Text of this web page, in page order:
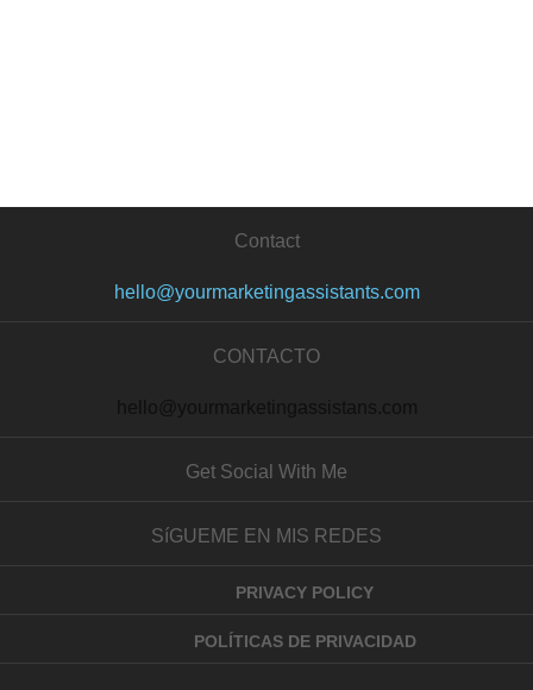
Contact
hello@yourmarketingassistants.com
CONTACTO
Get Social With Me
SíGUEME EN MIS REDES
PRIVACY POLICY
POLÍTICAS DE PRIVACIDAD